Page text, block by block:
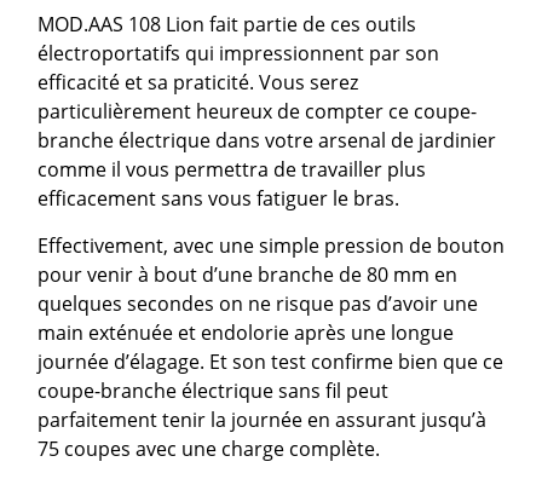
MOD.AAS 108 Lion fait partie de ces outils
électroportatifs qui impressionnent par son
efficacité et sa praticité. Vous serez
particulièrement heureux de compter ce coupe-
branche électrique dans votre arsenal de jardinier
comme il vous permettra de travailler plus
efficacement sans vous fatiguer le bras.
Effectivement, avec une simple pression de bouton
pour venir à bout d’une branche de 80 mm en
quelques secondes on ne risque pas d’avoir une
main exténuée et endolorie après une longue
journée d’élagage. Et son test confirme bien que ce
coupe-branche électrique sans fil peut
parfaitement tenir la journée en assurant jusqu’à
75 coupes avec une charge complète.